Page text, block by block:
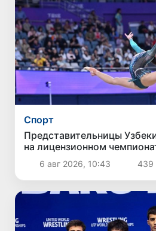
Спорт
Представительницы
на лицензионном
художественной гимнастике
6 авг 2026, 10:43 439